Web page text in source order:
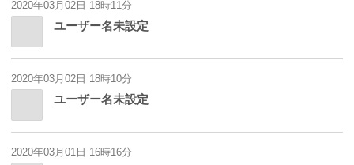
2020年03月02日 18時11分
ユーザー名未設定
2020年03月02日 18時10分
ユーザー名未設定
2020年03月01日 16時16分